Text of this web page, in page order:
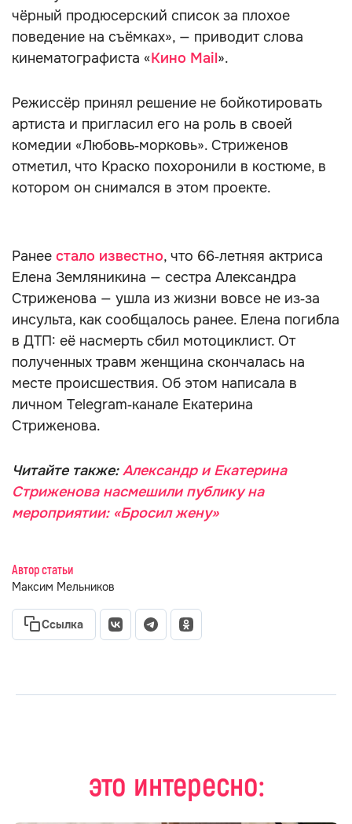
чёрный продюсерский список за плохое
поведение на съёмках», — приводит слова
кинематографиста «Кино Mail».
Режиссёр принял решение не бойкотировать
артиста и пригласил его на роль в своей
комедии «Любовь‑морковь». Стриженов
отметил, что Краско похоронили в костюме, в
котором он снимался в этом проекте.
Ранее стало известно, что 66‑летняя актриса
Елена Земляникина — сестра Александра
Стриженова — ушла из жизни вовсе не из‑за
инсульта, как сообщалось ранее. Елена погибла
в ДТП: её насмерть сбил мотоциклист. От
полученных травм женщина скончалась на
месте происшествия. Об этом написала в
личном Telegram‑канале Екатерина
Стриженова.
Читайте также:Александр и Екатерина
Стриженова насмешили публику на
мероприятии: «Бросил жену»
Автор статьи
Максим Мельников
Ссылка
это интересно: